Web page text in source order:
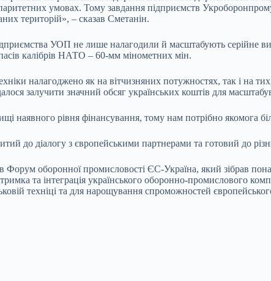
умовах. Тому завдання підприємств
територій», – сказав Сметанін.
УОП не лише налагодили й масштабують серійне
калібрів НАТО – 60-мм мінометних мін.
налагоджено як на вітчизняних потужностях, так і на
залучити значний обсяг українських коштів для
наявного рівня фінансування, тому нам потрібно якомога
до діалогу з європейськими партнерами та готовий до
оборонної промисловості ЄС-Україна, який зібрав
та інтеграція українського оборонно-промислового
техніці та для нарощування спроможностей